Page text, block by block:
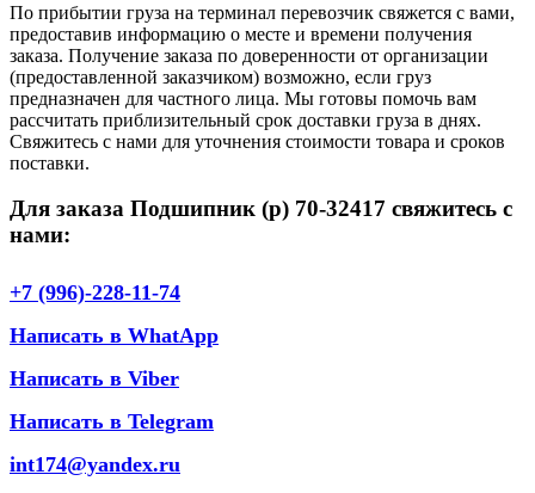
По прибытии груза на терминал перевозчик свяжется с вами,
предоставив информацию о месте и времени получения
заказа. Получение заказа по доверенности от организации
(предоставленной заказчиком) возможно, если груз
предназначен для частного лица. Мы готовы помочь вам
рассчитать приблизительный срок доставки груза в днях.
Свяжитесь с нами для уточнения стоимости товара и сроков
поставки.
Для заказа Подшипник (р) 70-32417 свяжитесь с
нами:
+7 (996)-228-11-74
Написать в WhatApp
Написать в Viber
Написать в Telegram
int174@yandex.ru